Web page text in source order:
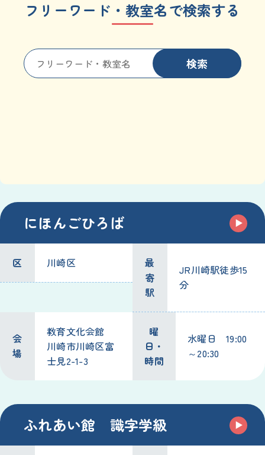
フリーワード・教室名で検索する
検索
にほんごひろば
区 川崎区
最
寄
駅
JR川崎駅徒歩15
分
会
場
教育文化会館
川崎市川崎区富
士見2-1-3
曜
日・
時間
水曜日 19:00
～20:30
ふれあい館 識字学級